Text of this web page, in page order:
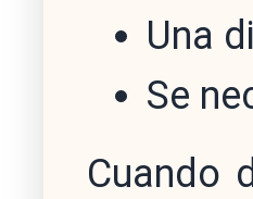
Una
Se
Cuando